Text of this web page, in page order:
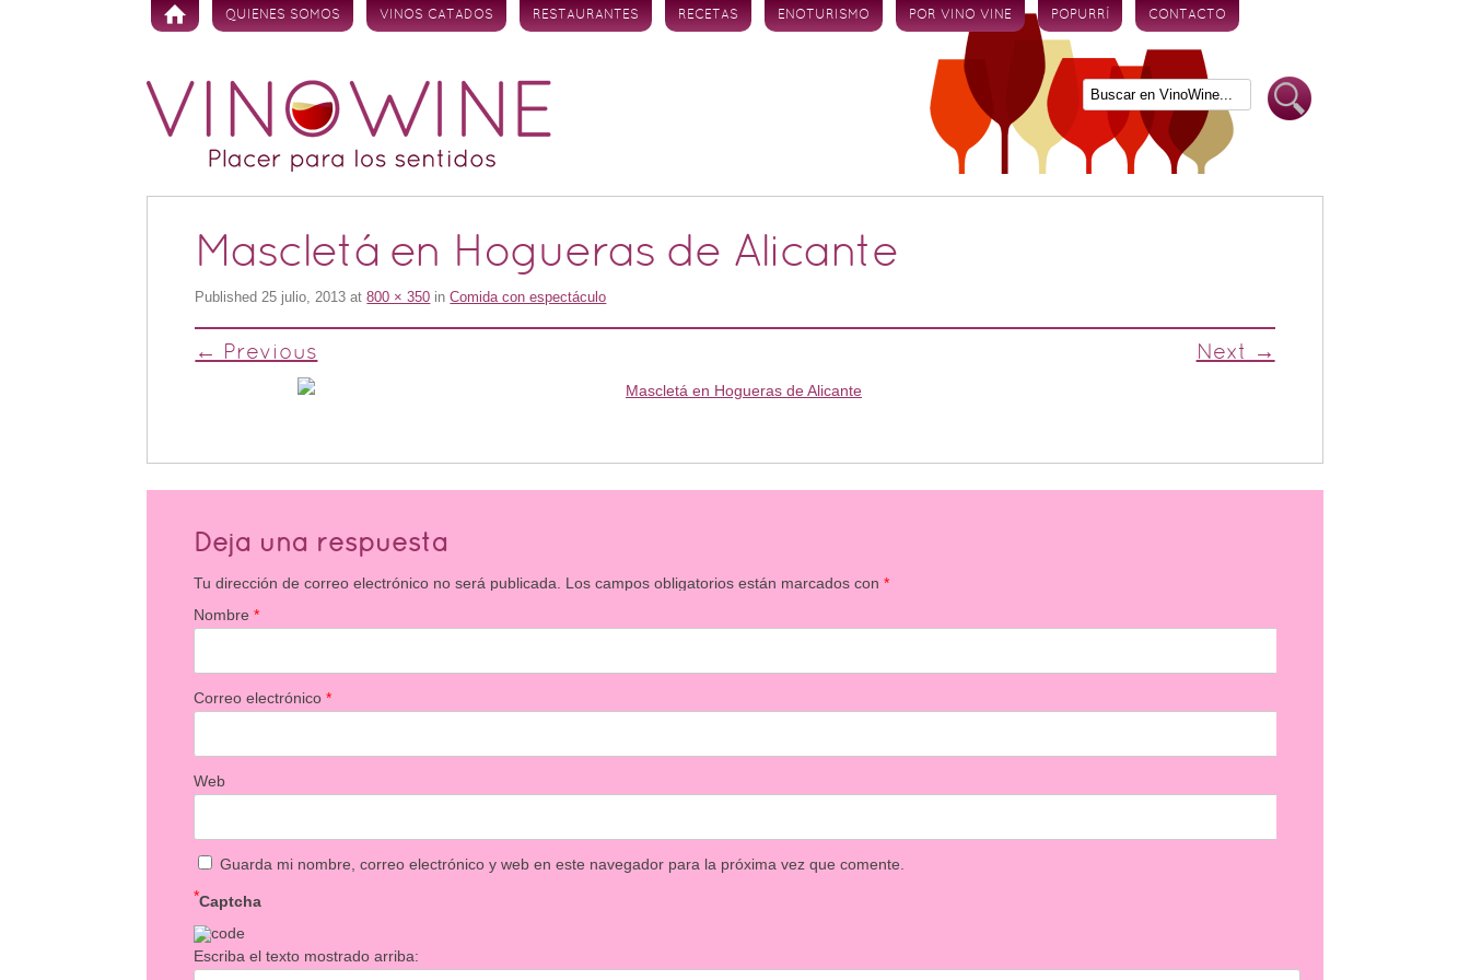
Skip to content
QUIENES SOMOS VINOS CATADOS RESTAURANTES RECETAS ENOTURISMO POR VINO VINE POPURRÍ CONTACTO
Mascletá en Hogueras de Alicante
Published25 julio, 2013 at800 × 350 inComida con espectáculo
← Previous Next →
Deja una respuesta
Tu dirección de correo electrónico no será publicada. Los campos obligatorios están marcados con*
Nombre*
Correo electrónico*
Web
Guarda mi nombre, correo electrónico y web en este navegador para la próxima vez que comente.
Captcha
*
Escriba el texto mostrado arriba: